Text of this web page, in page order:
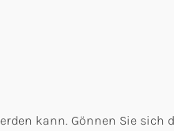
kann. Gönnen Sie sich